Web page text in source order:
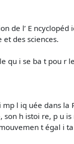
de l’ E
des sciences.
qu i se ba t pou r
l iq uée dans la
h istoi re, p u
t égal i